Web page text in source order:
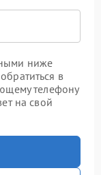
ниже
в
телефону
на свой